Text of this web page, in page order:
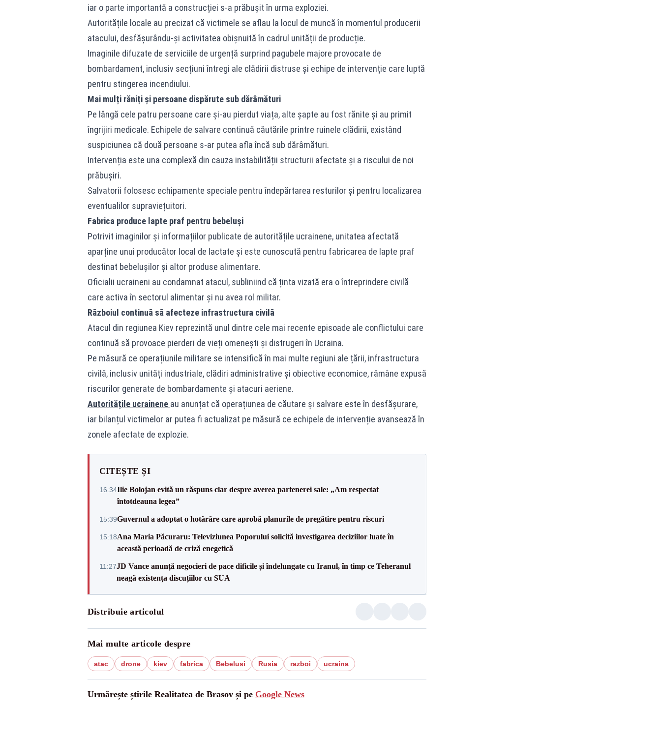
iar o parte importantă a construcției s-a prăbușit în urma exploziei.
Autoritățile locale au precizat că victimele se aflau la locul de muncă în momentul producerii
atacului, desfășurându-și activitatea obișnuită în cadrul unității de producție.
Imaginile difuzate de serviciile de urgență surprind pagubele majore provocate de
bombardament, inclusiv secțiuni întregi ale clădirii distruse și echipe de intervenție care luptă
pentru stingerea incendiului.
Mai mulți răniți și persoane dispărute sub dărâmături
Pe lângă cele patru persoane care și-au pierdut viața, alte șapte au fost rănite și au primit
îngrijiri medicale. Echipele de salvare continuă căutările printre ruinele clădirii, existând
suspiciunea că două persoane s-ar putea afla încă sub dărâmături.
Intervenția este una complexă din cauza instabilității structurii afectate și a riscului de noi
prăbușiri.
Salvatorii folosesc echipamente speciale pentru îndepărtarea resturilor și pentru localizarea
eventualilor supraviețuitori.
Fabrica produce lapte praf pentru bebeluși
Potrivit imaginilor și informațiilor publicate de autoritățile ucrainene, unitatea afectată
aparține unui producător local de lactate și este cunoscută pentru fabricarea de lapte praf
destinat bebelușilor și altor produse alimentare.
Oficialii ucraineni au condamnat atacul, subliniind că ținta vizată era o întreprindere civilă
care activa în sectorul alimentar și nu avea rol militar.
Războiul continuă să afecteze infrastructura civilă
Atacul din regiunea Kiev reprezintă unul dintre cele mai recente episoade ale conflictului care
continuă să provoace pierderi de vieți omenești și distrugeri în Ucraina.
Pe măsură ce operațiunile militare se intensifică în mai multe regiuni ale țării, infrastructura
civilă, inclusiv unități industriale, clădiri administrative și obiective economice, rămâne expusă
riscurilor generate de bombardamente și atacuri aeriene.
Autoritățile ucrainene au anunțat că operațiunea de căutare și salvare este în desfășurare,
iar bilanțul victimelor ar putea fi actualizat pe măsură ce echipele de intervenție avansează în
zonele afectate de explozie.
CITEȘTE ȘI
16:34Ilie Bolojan evită un răspuns clar despre averea partenerei sale: „Am respectat
întotdeauna legea”
15:39Guvernul a adoptat o hotărâre care aprobă planurile de pregătire pentru riscuri
15:18Ana Maria Păcuraru: Televiziunea Poporului solicită investigarea deciziilor luate în
această perioadă de criză enegetică
11:27JD Vance anunță negocieri de pace dificile și îndelungate cu Iranul, în timp ce Teheranul
neagă existența discuțiilor cu SUA
Distribuie articolul
Mai multe articole despre
atac drone kiev fabrica Bebelusi Rusia razboi ucraina
Urmărește știrile Realitatea de Brasov și pe Google News